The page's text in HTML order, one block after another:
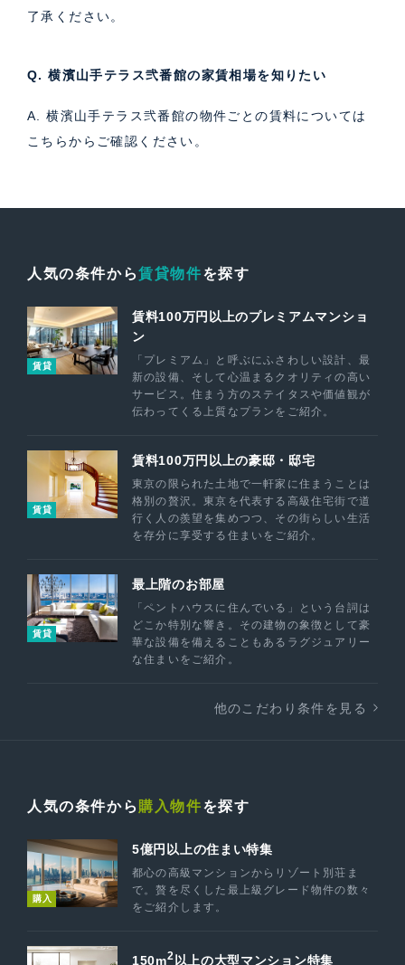
了承ください。
Q. 横濱山手テラス弐番館の家賃相場を知りたい
A. 横濱山手テラス弐番館の物件ごとの賃料については
こちらからご確認ください。
人気の条件から賃貸物件を探す
賃貸
賃料100万円以上のプレミアムマンショ
ン
「プレミアム」と呼ぶにふさわしい設計、最
新の設備、そして心温まるクオリティの高い
サービス。住まう方のステイタスや価値観が
伝わってくる上質なプランをご紹介。
賃貸
賃料100万円以上の豪邸・邸宅
東京の限られた土地で一軒家に住まうことは
格別の贅沢。東京を代表する高級住宅街で道
行く人の羨望を集めつつ、その街らしい生活
を存分に享受する住まいをご紹介。
賃貸
最上階のお部屋
「ペントハウスに住んでいる」という台詞は
どこか特別な響き。その建物の象徴として豪
華な設備を備えることもあるラグジュアリー
な住まいをご紹介。
他のこだわり条件を見る
人気の条件から 購入物件を探す
購入
5億円以上の住まい特集
都心の高級マンションからリゾート別荘ま
で。贅を尽くした最上級グレード物件の数々
をご紹介します。
150m2 以上の大型マンション特集